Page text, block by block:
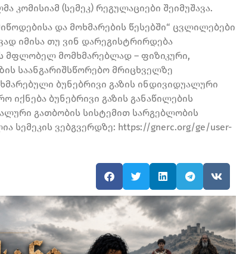
(სემეკ) რეგულაციები შეიმუშავა.
და მოხმარების წესებში“ ცვლილებები
იმისა თუ ვინ დარეგისტრირდება
მფლობელ მომხმარებლად – ფიზიკური,
საანგარიშსწორებო მრიცხველზე
ბუნებრივი გაზის ინდივიდუალური
იქნება ბუნებრივი გაზის განაწილების
გათბობის სისტემით სარგებლობის
სემეკის ვებგვერდზე: https://gnerc.org/ge/user-